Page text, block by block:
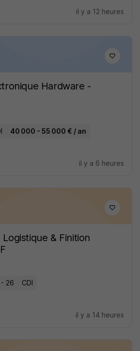
il y a 12 heures
Hardware -
40 000 - 55 000 € / an
il y a 6 heures
& Finition
26 CDI
il y a 14 heures